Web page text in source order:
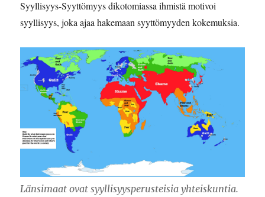
Syyllisyys-Syyttömyys dikotomiassa ihmistä motivoi
syyllisyys, joka ajaa hakemaan syyttömyyden kokemuksia.
Länsimaat ovat syyllisyysperusteisia yhteiskuntia.